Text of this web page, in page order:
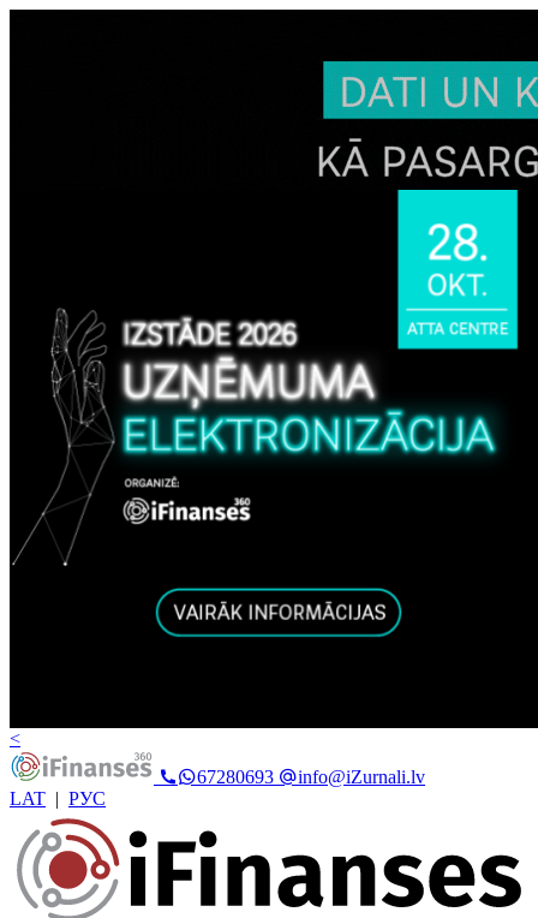
<
67280693
info@iZurnali.lv
LAT | РУС